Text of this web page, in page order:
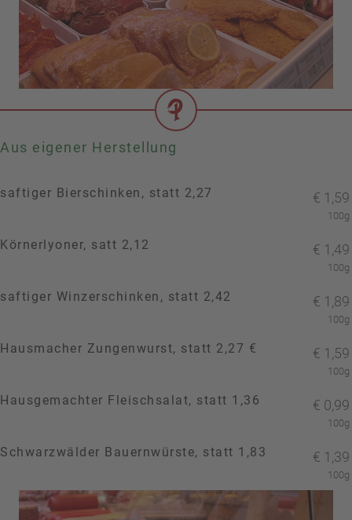
Aus eigener Herstellung
saftiger Bierschinken, statt 2,27 € 1,59
100g
Körnerlyoner, satt 2,12 € 1,49
100g
saftiger Winzerschinken, statt 2,42 € 1,89
100g
Hausmacher Zungenwurst, statt 2,27 € € 1,59
100g
Hausgemachter Fleischsalat, statt 1,36 € 0,99
100g
Schwarzwälder Bauernwürste, statt 1,83 € 1,39
100g